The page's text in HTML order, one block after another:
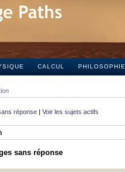
CALCUL PHILOSOPHIE
réponse | Voir les sujets actifs
sans réponse